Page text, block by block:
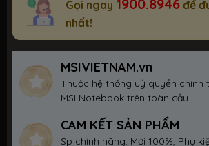
Gọi ngay 1900.8946 để
nhất!
MSIVIETNAM.vn
Thuộc hệ thống uỷ quyền chính
MSI Notebook trên toàn cầu.
CAM KẾT SẢN PHẨM
Sp chính hãng, Mới 100%, Phụ